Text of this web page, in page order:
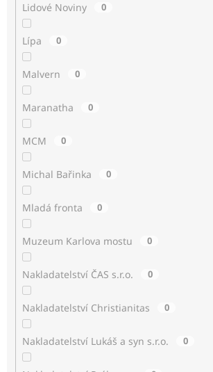
Lidové Noviny 0
Lípa 0
Malvern 0
Maranatha 0
MCM 0
Michal Bařinka 0
Mladá fronta 0
Muzeum Karlova mostu 0
Nakladatelství ČAS s.r.o. 0
Nakladatelství Christianitas 0
Nakladatelství Lukáš a syn s.r.o. 0